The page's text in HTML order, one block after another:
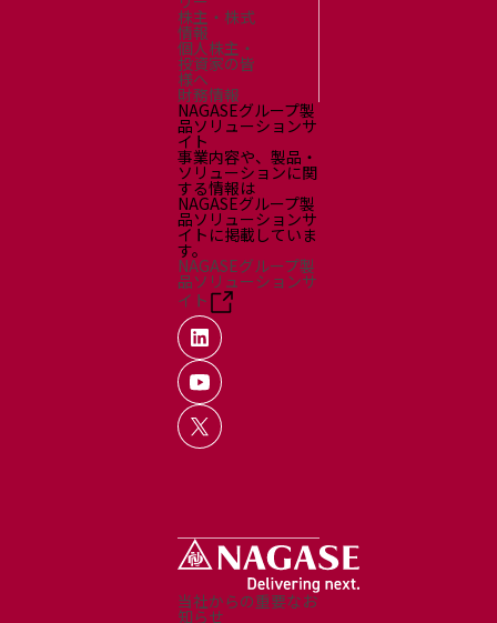
株主・株式
情報
個人株主・
投資家の皆
様へ
財務情報
NAGASEグループ製
品ソリューションサ
イト
事業内容や、製品・
ソリューションに関
する情報は
NAGASEグループ製
品ソリューションサ
イトに掲載していま
す。
NAGASEグループ製
品ソリューションサ
イト
当社からの重要なお
知らせ